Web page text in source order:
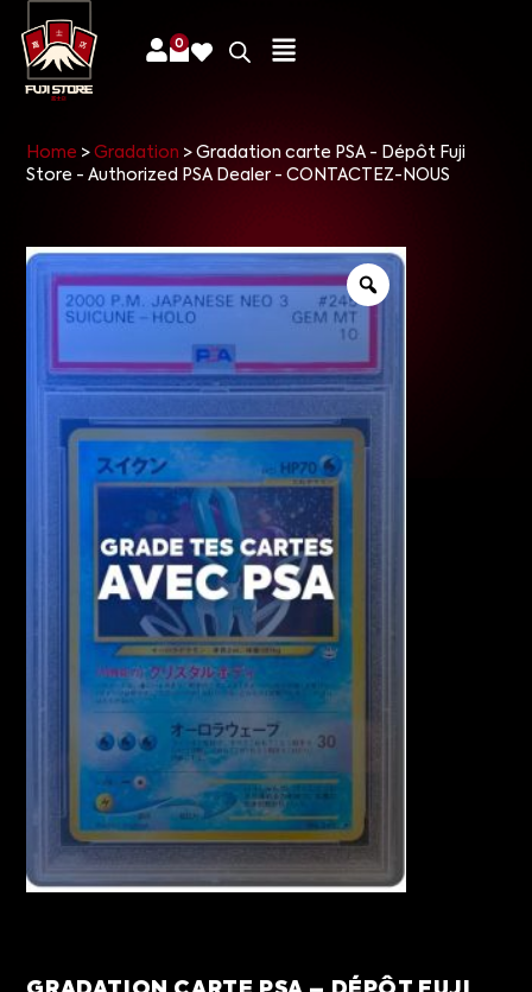
0
Home >Gradation >Gradation carte PSA - Dépôt Fuji
Store - Authorized PSA Dealer - CONTACTEZ-NOUS